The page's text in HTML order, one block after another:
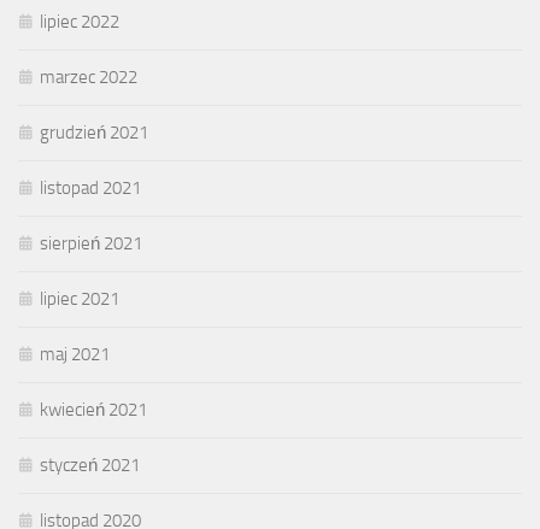
lipiec 2022
marzec 2022
grudzień 2021
listopad 2021
sierpień 2021
lipiec 2021
maj 2021
kwiecień 2021
styczeń 2021
listopad 2020